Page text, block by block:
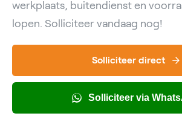
werkplaats, buitendienst en
lopen. Solliciteer vandaag nog!
Solliciteer direct
Solliciteer via